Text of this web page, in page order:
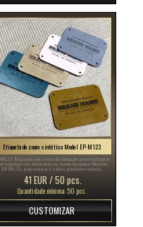
Etiqueta de couro sintético Model EP-M123
M123 Etiquetas em couro de imitação personalizadas
logótipo do fabricante ou nome da marca Modelo
EP-M123, para roupas e vários produtos texteis.
41 EUR / 50 pcs.
Quantidade mínima: 50 pcs.
CUSTOMIZAR